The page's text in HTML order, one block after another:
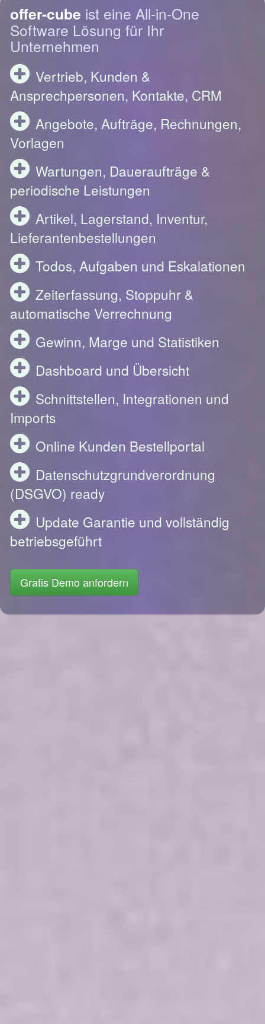
offer-cube ist eine All-in-One
Software Lösung für Ihr
Unternehmen
Vertrieb, Kunden &
Ansprechpersonen, Kontakte, CRM
Angebote, Aufträge, Rechnungen,
Vorlagen
Wartungen, Daueraufträge &
periodische Leistungen
Artikel, Lagerstand, Inventur,
Lieferantenbestellungen
Todos, Aufgaben und Eskalationen
Zeiterfassung, Stoppuhr &
automatische Verrechnung
Gewinn, Marge und Statistiken
Dashboard und Übersicht
Schnittstellen, Integrationen und
Imports
Online Kunden Bestellportal
Datenschutzgrundverordnung
(DSGVO) ready
Update Garantie und vollständig
betriebsgeführt
Gratis Demo anfordern